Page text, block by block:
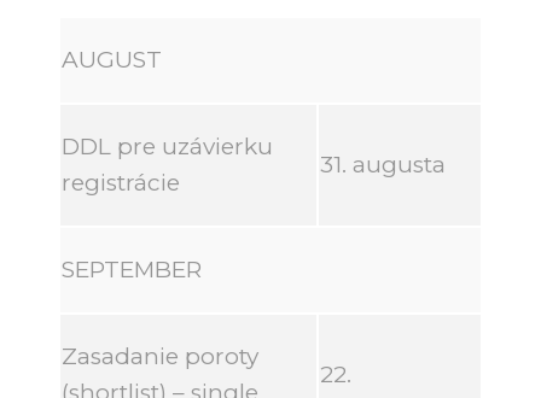
AUGUST
DDL pre uzávierku
registrácie
31. augusta
SEPTEMBER
Zasadanie poroty
22.